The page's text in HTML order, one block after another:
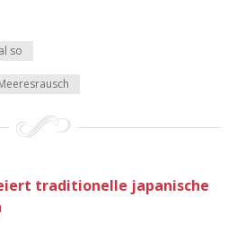
so
traditionelle japanische